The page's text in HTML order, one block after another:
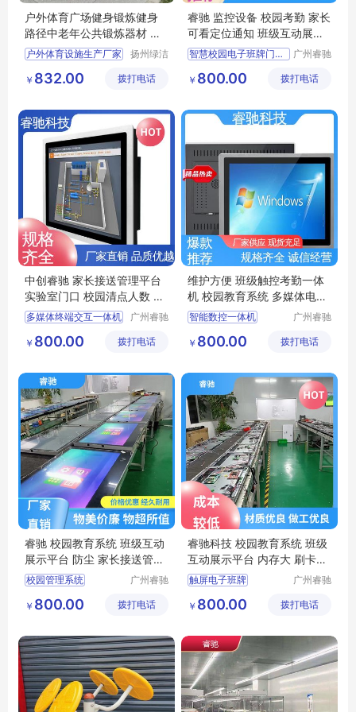
户外体育广场健身锻炼健身
路径中老年公共锻炼器材 做
工扎实
户外体育设施生产厂家
健身锻炼路径货源工厂
老年公共锻炼器材
扬州绿洁
有限公司
￥ 832.00 拨打电话
睿驰 监控设备 校园考勤 家长
可看定位通知 班级互动展示
平台
智慧校园电子班牌门牌一体机
数字化教室教学
触摸屏电子班牌
广州睿驰
公司
￥ 800.00 拨打电话
中创睿驰 家长接送管理平台
实验室门口 校园清点人数 触
摸屏软件签到
多媒体终端交互一体机
考勤统计电子班牌
智慧系统壁挂一体机
广州睿驰
公司
￥ 800.00 拨打电话
维护方便 班级触控考勤一体
机 校园教育系统 多媒体电子
班牌 睿驰
智能数控一体机
校园信息发布系统
家长接送管理平台
广州睿驰
公司
￥ 800.00 拨打电话
睿驰 校园教育系统 班级互动
展示平台 防尘 家长接送管理
平台
校园管理系统
数字化教室教学
触摸屏电子班牌
广州睿驰
公司
￥ 800.00 拨打电话
睿驰科技 校园教育系统 班级
互动展示平台 内存大 刷卡考
勤
触屏电子班牌
智慧校园
刷卡考勤系统
广州睿驰
公司
￥ 800.00 拨打电话